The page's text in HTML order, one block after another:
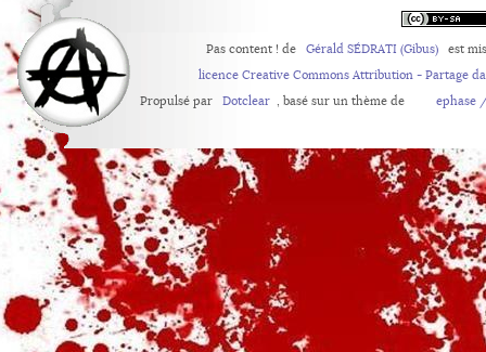
Pas content ! de Gérald SÉDRATI (Gibus)
est
licence Creative Commons Attribution - Partage
Propulsé par
Dotclear , basé sur un thème de ephase